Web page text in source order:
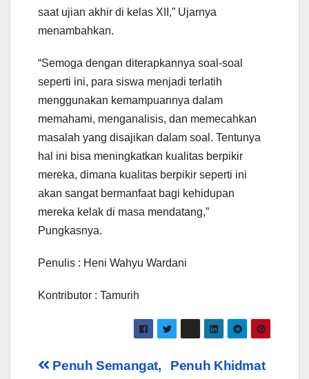
saat ujian akhir di kelas XII,” Ujarnya
menambahkan.
“Semoga dengan diterapkannya soal-soal
seperti ini, para siswa menjadi terlatih
menggunakan kemampuannya dalam
memahami, menganalisis, dan memecahkan
masalah yang disajikan dalam soal. Tentunya
hal ini bisa meningkatkan kualitas berpikir
mereka, dimana kualitas berpikir seperti ini
akan sangat bermanfaat bagi kehidupan
mereka kelak di masa mendatang,”
Pungkasnya.
Penulis : Heni Wahyu Wardani
Kontributor : Tamurih
Post
Penuh Khidmat
Penuh Semangat,